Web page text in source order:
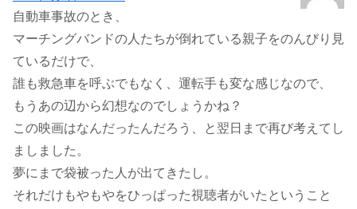
自動車事故のとき、
マーチングバンドの人たちが倒れている親子をのんびり見
ているだけで、
誰も救急車を呼ぶでもなく、運転手も変な感じなので、
もうあの辺から幻想なのでしょうかね？
この映画はなんだったんだろう、と翌日まで再び考えてし
ましました。
夢にまで袋被った人が出てきたし。
それだけもやもやをひっぱった視聴者がいたということ